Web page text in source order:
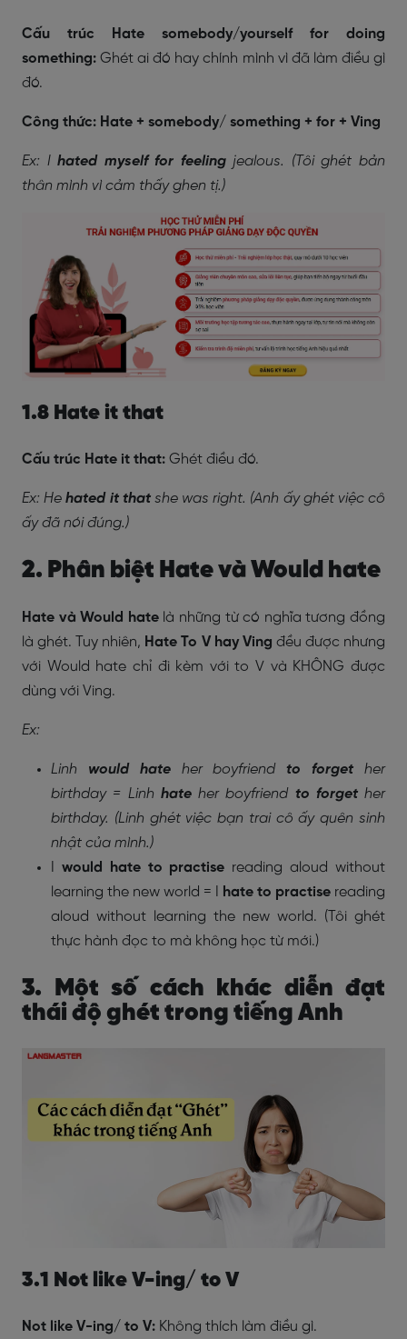
Cấu trúc Hate somebody/yourself for doing
something: Ghét ai đó hay chính mình vì đã làm điều gì
đó.
Công thức: Hate + somebody/ something + for + Ving
Ex: Ihated myself for feelingjealous. (Tôi ghét bản
thân mình vì cảm thấy ghen tị.)
1.8 Hate it that
Cấu trúc Hate it that: Ghét điều đó.
Ex: Hehated it thatshe was right. (Anh ấy ghét việc cô
ấy đã nói đúng.)
2. Phân biệt Hate và Would hate
Hate và Would hatelà những từ có nghĩa tương đồng
là ghét. Tuy nhiên, Hate To V hay Ving đều được nhưng
với Would hate chỉ đi kèm với to V và KHÔNG được
dùng với Ving.
Ex:
Linh would hate her boyfriend to forgether
birthday = Linh hateher boyfriend to forgether
birthday. (Linh ghét việc bạn trai cô ấy quên sinh
nhật của mình.)
would hate to practise reading aloud without
learning the new world = I
hate to practise reading
aloud without learning the new world. (Tôi ghét
thực hành đọc to mà không học từ mới.)
3. Một số cách khác diễn đạt
thái độ ghét trong tiếng Anh
3.1 Not like V-ing/ to V
Not like V-ing/ to V: Không thích làm điều gì.